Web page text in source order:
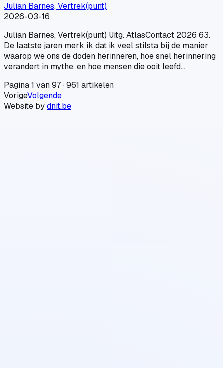
Julian Barnes, Vertrek(punt)
2026-03-16
Julian Barnes, Vertrek(punt) Uitg. AtlasContact 2026 63.
De laatste jaren merk ik dat ik veel stilsta bij de manier
waarop we ons de doden herinneren, hoe snel herinnering
verandert in mythe, en hoe mensen die ooit leefd…
Pagina1 van97·961 artikelen
VorigeVolgende
Website bydnit.be